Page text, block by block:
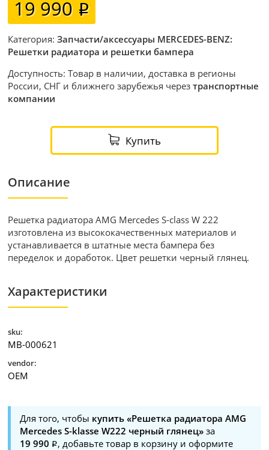
19 990
Категория:Запчасти/аксессуары MERCEDES-BENZ:
Решетки радиатора и решетки бампера
Доступность: Товар в наличии, доставка в регионы
России, СНГ и ближнего зарубежья черезтранспортные
компании
Купить
Описание
Решетка радиатора AMG Mercedes S-class W 222
изготовлена из высококачественных материалов и
устанавливается в штатные места бампера без
переделок и доработок. Цвет решетки черный глянец.
Характеристики
sku:
MB-000621
vendor:
OEM
Для того, чтобы купить «Решетка радиатора AMG
Mercedes S-klasse W222 черный глянец» за
19 990
, добавьте товар в корзину и оформите